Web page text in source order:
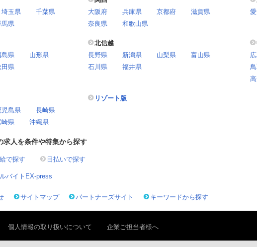
埼玉県
千葉県
馬県
大阪府
兵庫県 京都府
滋賀県
奈良県
和歌山県
島県
山形県
田県
北信越
長野県
新潟県 山梨県
富山県
石川県
福井県
児島県
長崎県
崎県 沖縄県
リゾート版
求人を条件や特集から探す
で探す 日払いで探す
バイトEX-press
サイトマップ パートナーズサイト キーワードから探す
個人情報の取り扱いについて 企業ご担当者様へ